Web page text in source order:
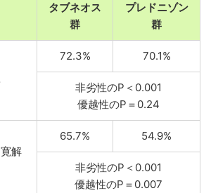
タブネオス
群
プレドニゾン
群
72.3% 70.1%
非劣性のP＜0.001
優越性のP＝0.24
解
65.7% 54.9%
非劣性のP＜0.001
優越性のP＝0.007